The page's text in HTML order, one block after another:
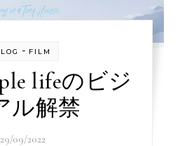
- FILM
lifeのビジ
ル解禁
29/09/2022